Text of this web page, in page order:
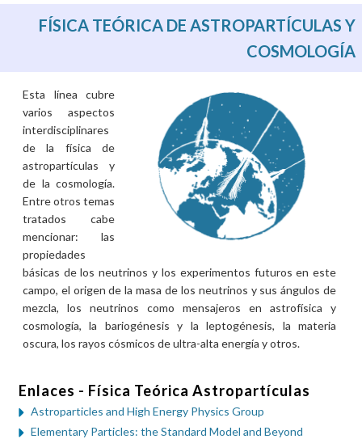
FÍSICA TEÓRICA DE ASTROPARTÍCULAS Y
COSMOLOGÍA
Esta línea cubre
varios aspectos
interdisciplinares
de la física de
astropartículas y
de la cosmología.
Entre otros temas
tratados cabe
mencionar: las
propiedades
básicas de los neutrinos y los experimentos futuros en este
campo, el origen de la masa de los neutrinos y sus ángulos de
mezcla, los neutrinos como mensajeros en astrofísica y
cosmología, la bariogénesis y la leptogénesis, la materia
oscura, los rayos cósmicos de ultra-alta energía y otros.
Enlaces - Física Teórica Astropartículas
Astroparticles and High Energy Physics Group
Elementary Particles: the Standard Model and Beyond